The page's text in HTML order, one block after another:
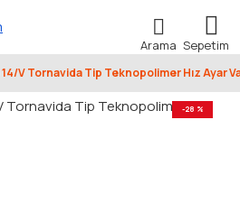
V Tornavida Tip Teknopolimer Hız Ayar
-28 %